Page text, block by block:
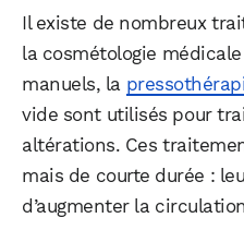
Il existe de nombreux
la cosmétologie
manuels, la
vide sont utilisés pour
altérations. Ces
mais de courte durée :
d’augmenter la
Facebook